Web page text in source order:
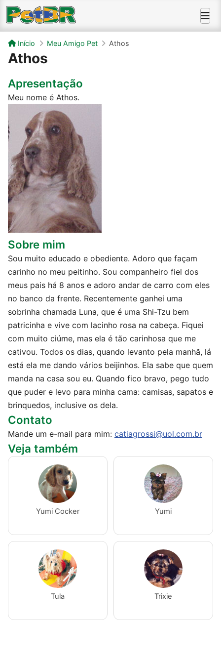
Início Meu Amigo Pet Athos
Athos
Apresentação
Meu nome é Athos.
Sobre mim
Sou muito educado e obediente. Adoro que façam
carinho no meu peitinho. Sou companheiro fiel dos
meus pais há 8 anos e adoro andar de carro com eles
no banco da frente. Recentemente ganhei uma
sobrinha chamada Luna, que é uma Shi-Tzu bem
patricinha e vive com lacinho rosa na cabeça. Fiquei
com muito ciúme, mas ela é tão carinhosa que me
cativou. Todos os dias, quando levanto pela manhã, lá
está ela me dando vários beijinhos. Ela sabe que quem
manda na casa sou eu. Quando fico bravo, pego tudo
que puder e levo para minha cama: camisas, sapatos e
brinquedos, inclusive os dela.
Contato
Mande um e-mail para mim: catiagrossi@uol.com.br
Veja também
Yumi Cocker Yumi
Tula Trixie